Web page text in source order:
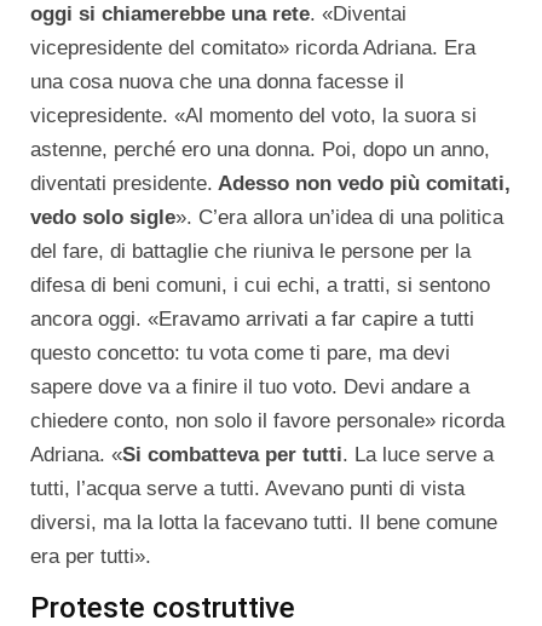
oggi si chiamerebbe una rete. «Diventai
vicepresidente del comitato» ricorda Adriana. Era
una cosa nuova che una donna facesse il
vicepresidente. «Al momento del voto, la suora si
astenne, perché ero una donna. Poi, dopo un anno,
diventati presidente. Adesso non vedo più comitati,
vedo solo sigle». C’era allora un’idea di una politica
del fare, di battaglie che riuniva le persone per la
difesa di beni comuni, i cui echi, a tratti, si sentono
ancora oggi. «Eravamo arrivati a far capire a tutti
questo concetto: tu vota come ti pare, ma devi
sapere dove va a finire il tuo voto. Devi andare a
chiedere conto, non solo il favore personale» ricorda
Adriana. «Si combatteva per tutti. La luce serve a
tutti, l’acqua serve a tutti. Avevano punti di vista
diversi, ma la lotta la facevano tutti. Il bene comune
era per tutti».
Proteste costruttive